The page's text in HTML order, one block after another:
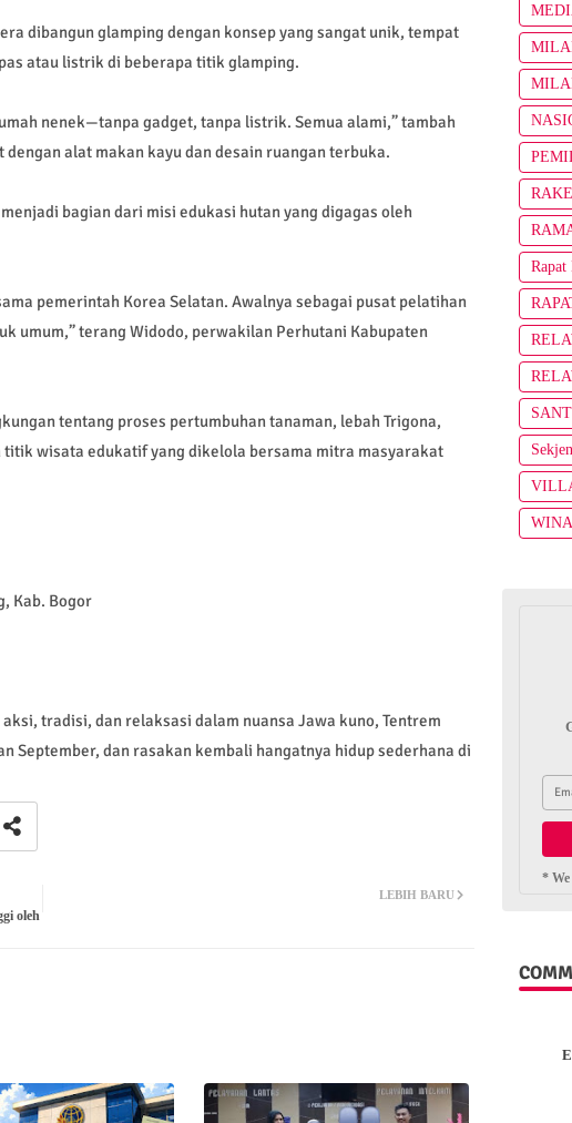
dibangun glamping dengan konsep yang sangat unik, tempat
atau listrik di beberapa titik glamping.
nenek—tanpa gadget, tanpa listrik. Semua alami,” tambah
alat makan kayu dan desain ruangan terbuka.
bagian dari misi edukasi hutan yang digagas oleh
pemerintah Korea Selatan. Awalnya sebagai pusat pelatihan
umum,” terang Widodo, perwakilan Perhutani Kabupaten
tentang proses pertumbuhan tanaman, lebah Trigona,
wisata edukatif yang dikelola bersama mitra masyarakat
Kab. Bogor
tradisi, dan relaksasi dalam nuansa Jawa kuno, Tentrem
September, dan rasakan kembali hangatnya hidup sederhana di
LEBIH BARU
oleh
Rapat
*